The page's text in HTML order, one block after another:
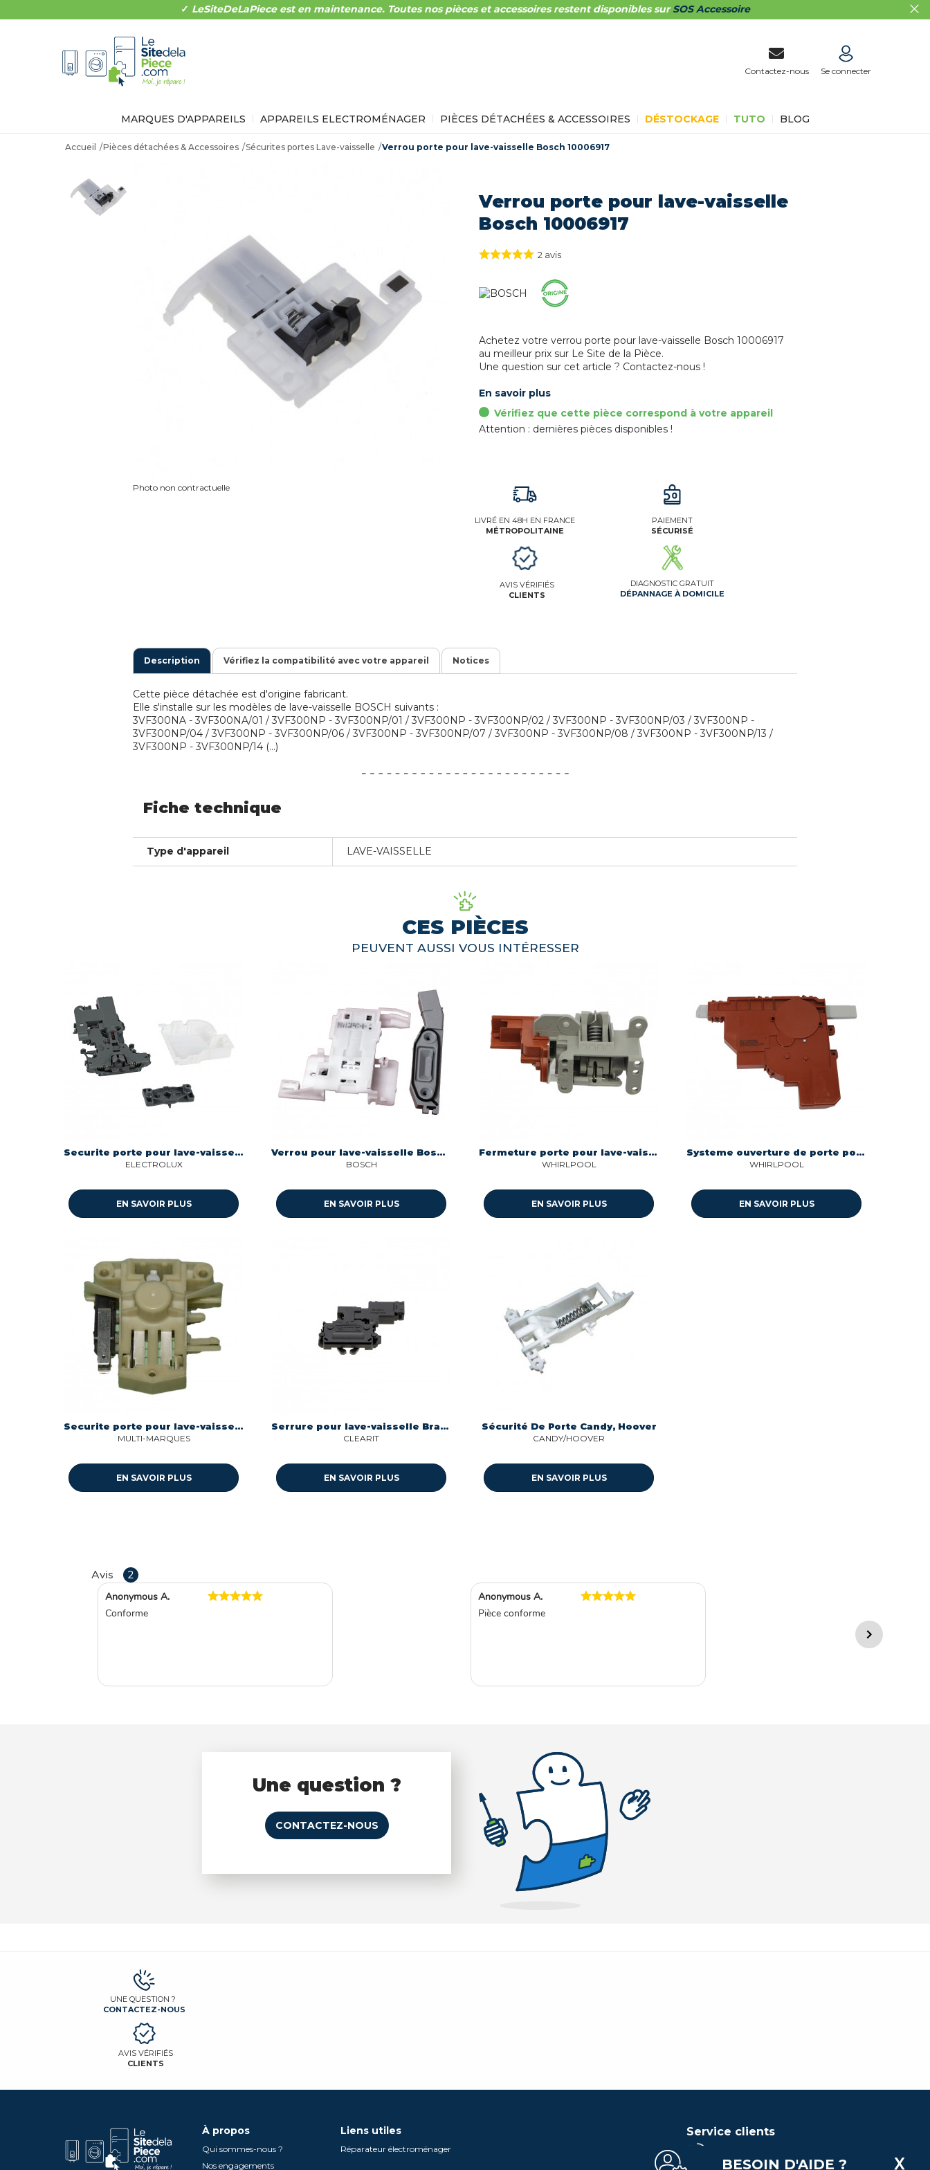
✓ LeSiteDeLaPiece est en maintenance. Toutes nos pièces et accessoires restent disponibles surSOS Accessoire
Contactez-nous Se connecter
MARQUES D'APPAREILS APPAREILS ELECTROMÉNAGER PIÈCES DÉTACHÉES & ACCESSOIRES DÉSTOCKAGE TUTO BLOG
Accueil Pièces détachées & Accessoires Sécurites portes Lave-vaisselle Verrou porte pour lave-vaisselle Bosch 10006917
Photo non contractuelle
Verrou porte pour lave-vaisselle
Bosch 10006917
2 avis
Achetez votre verrou porte pour lave-vaisselle Bosch 10006917
au meilleur prix sur Le Site de la Pièce.
Une question sur cet article ? Contactez-nous !
En savoir plus
Vérifiez que cette pièce correspond à votre appareil
Attention : dernières pièces disponibles !
LIVRÉ EN 48H EN FRANCE
MÉTROPOLITAINE
PAIEMENT
SÉCURISÉ
AVIS VÉRIFIÉS
CLIENTS
DIAGNOSTIC GRATUIT
DÉPANNAGE À DOMICILE
Description Vérifiez la compatibilité avec votre appareil Notices
Cette pièce détachée est d'origine fabricant.
Elle s'installe sur les modèles de lave-vaisselle BOSCH suivants :
3VF300NA - 3VF300NA/01 / 3VF300NP - 3VF300NP/01 / 3VF300NP - 3VF300NP/02 / 3VF300NP - 3VF300NP/03 / 3VF300NP -
3VF300NP/04 / 3VF300NP - 3VF300NP/06 / 3VF300NP - 3VF300NP/07 / 3VF300NP - 3VF300NP/08 / 3VF300NP - 3VF300NP/13 /
3VF300NP - 3VF300NP/14 (...)
Fiche technique
Type d'appareil LAVE-VAISSELLE
CES PIÈCES
PEUVENT AUSSI VOUS INTÉRESSER
Securite porte pour lave-vaisselle 60 n Electrolux 405597349
ELECTROLUX
EN SAVOIR PLUS
Verrou pour lave-vaisselle Bosch 00630783
BOSCH
EN SAVOIR PLUS
Fermeture porte pour lave-vaisselle longue distance Whirlpool C00513644
WHIRLPOOL
EN SAVOIR PLUS
Systeme ouverture de porte pour lave-vaisselle Whirlpool C00536647
WHIRLPOOL
EN SAVOIR PLUS
Securite porte pour lave-vaisselle 1 micro-switch Multi-marques
MULTI-MARQUES
EN SAVOIR PLUS
Serrure pour lave-vaisselle Brandt AS0042423
CLEARIT
EN SAVOIR PLUS
Sécurité De Porte Candy, Hoover
CANDY/HOOVER
EN SAVOIR PLUS
Avis 2
Anonymous A.
Conforme
Anonymous A.
Pièce conforme
Une question ?
CONTACTEZ-NOUS
UNE QUESTION ?
CONTACTEZ-NOUS
AVIS VÉRIFIÉS
CLIENTS
À propos
Qui sommes-nous ?
Nos engagements
Liens utiles
Réparateur électroménager
Service clients
BESOIN D'AIDE ?